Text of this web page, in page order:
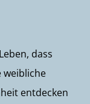
dass
weibliche
entdecken